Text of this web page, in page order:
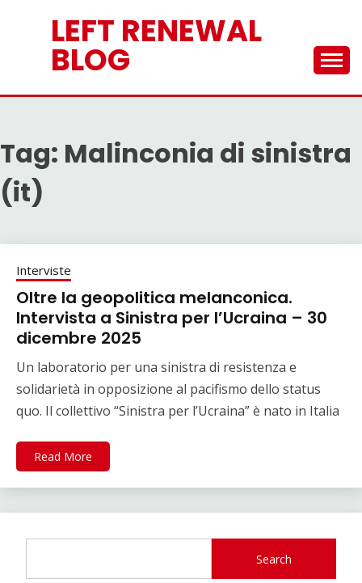
LEFT RENEWAL
BLOG
Tag: Malinconia di sinistra
(it)
Interviste
Oltre la geopolitica melanconica.
Intervista a Sinistra per l’Ucraina – 30
dicembre 2025
Un laboratorio per una sinistra di resistenza ​e
solidarietà in opposizione al pacifismo dello status
quo. Il collettivo “Sinistra per l’Ucraina” è nato in Italia
Read More
Search